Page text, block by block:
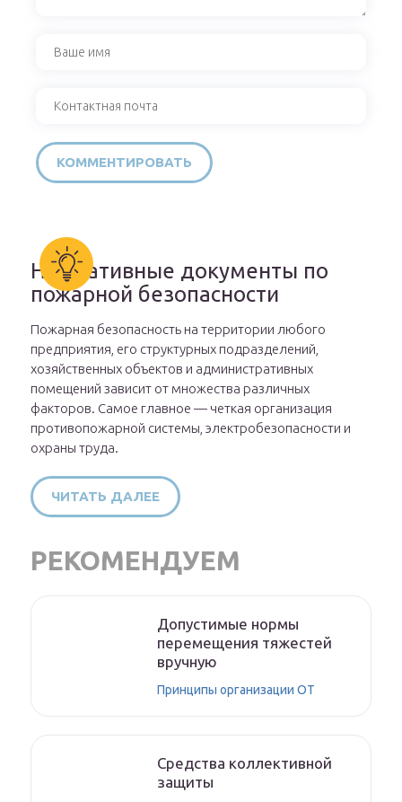
Нормативные документы по
пожарной безопасности
Пожарная безопасность на территории любого
предприятия, его структурных подразделений,
хозяйственных объектов и административных
помещений зависит от множества различных
факторов. Самое главное — четкая организация
противопожарной системы, электробезопасности и
охраны труда.
ЧИТАТЬ ДАЛЕЕ
РЕКОМЕНДУЕМ
Допустимые нормы
перемещения тяжестей
вручную
Принципы организации ОТ
Средства коллективной
защиты